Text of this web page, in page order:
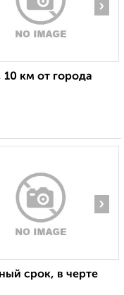
›
км от города
›
срок, в черте